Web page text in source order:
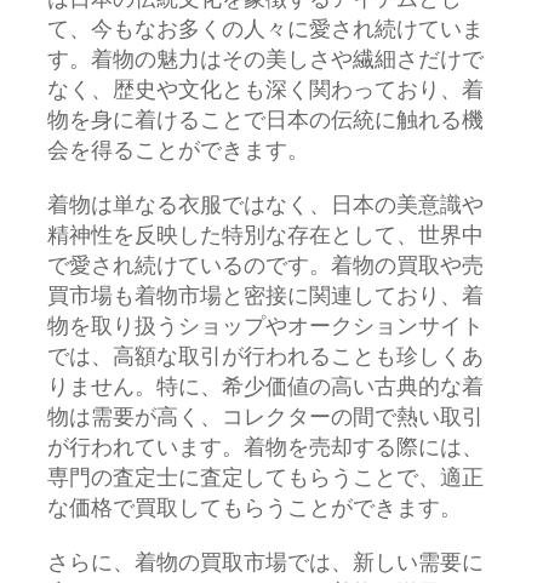
て、今もなお多くの人々に愛され続けていま
す。着物の魅力はその美しさや繊細さだけで
なく、歴史や文化とも深く関わっており、着
物を身に着けることで日本の伝統に触れる機
会を得ることができます。
着物は単なる衣服ではなく、日本の美意識や
精神性を反映した特別な存在として、世界中
で愛され続けているのです。着物の買取や売
買市場も着物市場と密接に関連しており、着
物を取り扱うショップやオークションサイト
では、高額な取引が行われることも珍しくあ
りません。特に、希少価値の高い古典的な着
物は需要が高く、コレクターの間で熱い取引
が行われています。着物を売却する際には、
専門の査定士に査定してもらうことで、適正
な価格で買取してもらうことができます。
さらに、着物の買取市場では、新しい需要に